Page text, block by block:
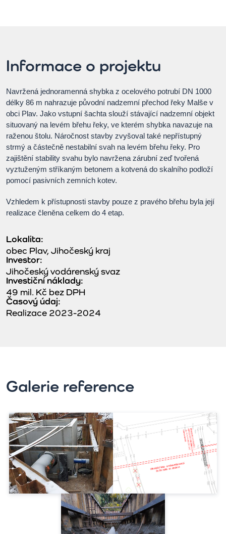
Informace o projektu
Navržená jednoramenná shybka z ocelového potrubí DN 1000
délky 86 m nahrazuje původní nadzemní přechod řeky Malše v
obci Plav. Jako vstupní šachta slouží stávající nadzemní objekt
situovaný na levém břehu řeky, ve kterém shybka navazuje na
raženou štolu. Náročnost stavby zvyšoval také nepřístupný
strmý a částečně nestabilní svah na levém břehu řeky. Pro
zajištění stability svahu bylo navržena zárubní zeď tvořená
vyztuženým stříkaným betonem a kotvená do skalního podloží
pomocí pasivních zemních kotev.
Vzhledem k přístupnosti stavby pouze z pravého břehu byla její
realizace členěna celkem do 4 etap.
Lokalita:
obec Plav, Jihočeský kraj
Investor:
Jihočeský vodárenský svaz
Investiční náklady:
49 mil. Kč bez DPH
Časový údaj:
Realizace 2023-2024
Galerie reference